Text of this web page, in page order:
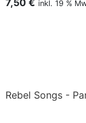
inkl. 19 %
Rebel Songs -